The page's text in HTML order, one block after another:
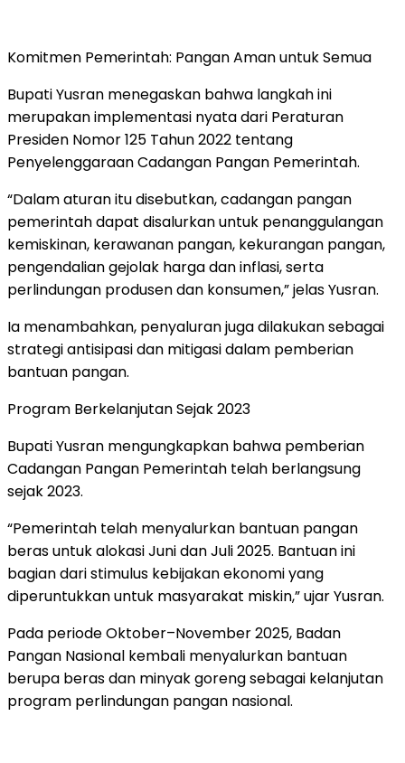
Komitmen Pemerintah: Pangan Aman untuk Semua
Bupati Yusran menegaskan bahwa langkah ini
merupakan implementasi nyata dari Peraturan
Presiden Nomor 125 Tahun 2022 tentang
Penyelenggaraan Cadangan Pangan Pemerintah.
“Dalam aturan itu disebutkan, cadangan pangan
pemerintah dapat disalurkan untuk penanggulangan
kemiskinan, kerawanan pangan, kekurangan pangan,
pengendalian gejolak harga dan inflasi, serta
perlindungan produsen dan konsumen,”jelas Yusran.
Ia menambahkan, penyaluran juga dilakukan sebagai
strategi antisipasi dan mitigasi dalam pemberian
bantuan pangan.
Program Berkelanjutan Sejak 2023
Bupati Yusran mengungkapkan bahwa pemberian
Cadangan Pangan Pemerintah telah berlangsung
sejak 2023.
“Pemerintah telah menyalurkan bantuan pangan
beras untuk alokasi Juni dan Juli 2025. Bantuan ini
bagian dari stimulus kebijakan ekonomi yang
diperuntukkan untuk masyarakat miskin,”ujar Yusran.
Pada periode Oktober–November 2025, Badan
Pangan Nasional kembali menyalurkan bantuan
berupa beras dan minyak goreng sebagai kelanjutan
program perlindungan pangan nasional.